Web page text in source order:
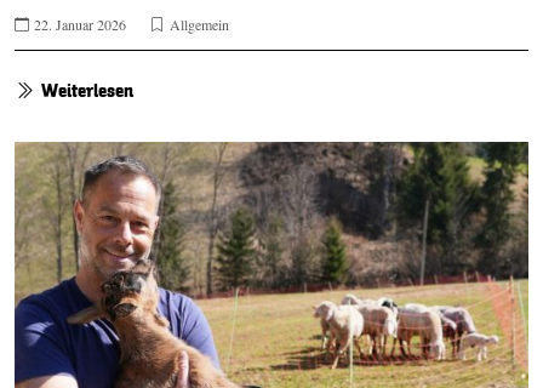
22. Januar 2026 Allgemein
Weiterlesen